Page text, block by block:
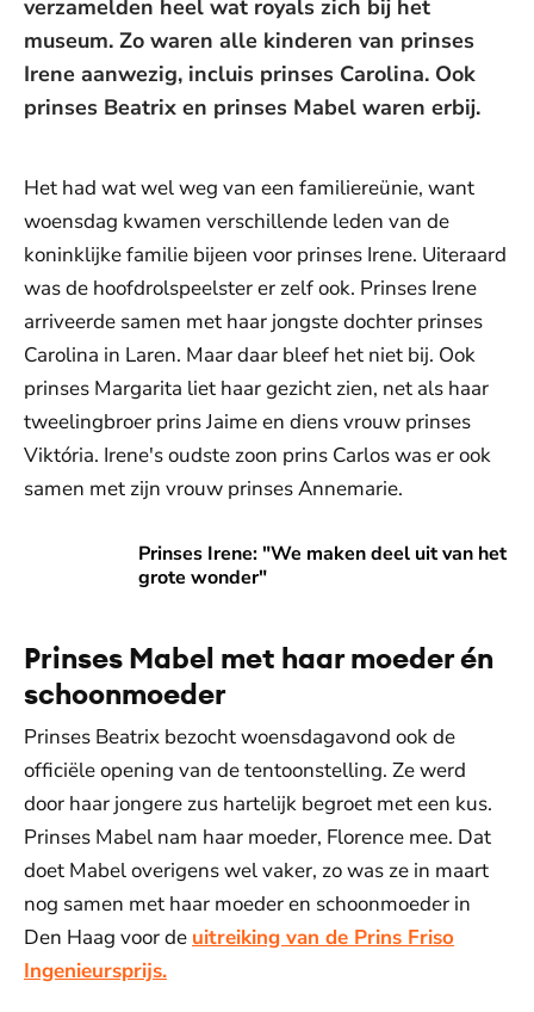
verzamelden heel wat royals zich bij het
museum. Zo waren alle kinderen van prinses
Irene aanwezig, incluis prinses Carolina. Ook
prinses Beatrix en prinses Mabel waren erbij.
Het had wat wel weg van een familiereünie, want
woensdag kwamen verschillende leden van de
koninklijke familie bijeen voor prinses Irene. Uiteraard
was de hoofdrolspeelster er zelf ook. Prinses Irene
arriveerde samen met haar jongste dochter prinses
Carolina in Laren. Maar daar bleef het niet bij. Ook
prinses Margarita liet haar gezicht zien, net als haar
tweelingbroer prins Jaime en diens vrouw prinses
Viktória. Irene's oudste zoon prins Carlos was er ook
samen met zijn vrouw prinses Annemarie.
Prinses Irene: "We maken deel uit van het
grote wonder"
Prinses Irene: "We maken deel uit van het grote wonder"
Prinses Mabel met haar moeder én
schoonmoeder
Prinses Beatrix bezocht woensdagavond ook de
officiële opening van de tentoonstelling. Ze werd
door haar jongere zus hartelijk begroet met een kus.
Prinses Mabel nam haar moeder, Florence mee. Dat
doet Mabel overigens wel vaker, zo was ze in maart
nog samen met haar moeder en schoonmoeder in
Den Haag voor de uitreiking van de Prins Friso
Ingenieursprijs.